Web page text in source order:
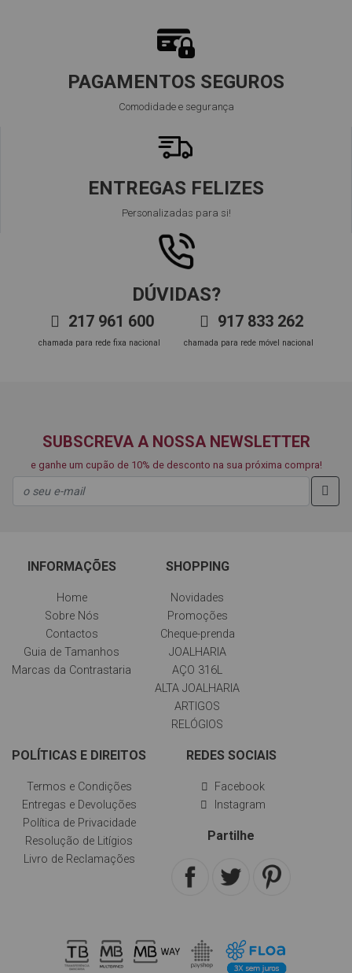
PAGAMENTOS SEGUROS
Comodidade e segurança
ENTREGAS FELIZES
Personalizadas para si!
DÚVIDAS?
217 961 600
chamada para rede fixa nacional
917 833 262
chamada para rede móvel nacional
SUBSCREVA A NOSSA NEWSLETTER
e ganhe um cupão de 10% de desconto na sua próxima compra!
INFORMAÇÕES
Home
Sobre Nós
Contactos
Guia de Tamanhos
Marcas da Contrastaria
SHOPPING
Novidades
Promoções
Cheque-prenda
JOALHARIA
AÇO 316L
ALTA JOALHARIA
ARTIGOS
RELÓGIOS
POLÍTICAS E DIREITOS
Termos e Condições
Entregas e Devoluções
Política de Privacidade
Resolução de Litígios
Livro de Reclamações
REDES SOCIAIS
Facebook
Instagram
Partilhe